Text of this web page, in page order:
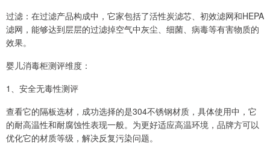
过滤：在过滤产品构成中，它家包括了活性炭滤芯、初效滤网和HEPA
滤网，能够达到层层的过滤掉空气中灰尘、细菌、病毒等有害物质的
效果。
婴儿消毒柜测评维度：
1、安全无毒性测评
查看它的隔板选材，成功选择的是304不锈钢材质，具体使用中，它
的耐高温性和耐腐蚀性表现一般。为更好适应高温环境，品牌方可以
优化它的材质等级，解决反复污染问题。